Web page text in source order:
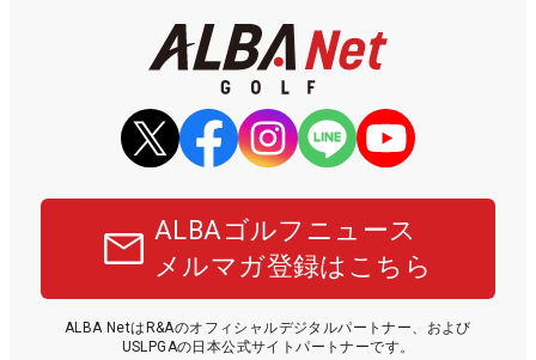
ALBAゴルフニュース
メルマガ登録はこちら
ALBA NetはR&Aのオフィシャルデジタルパートナー、および
USLPGAの日本公式サイトパートナーです。